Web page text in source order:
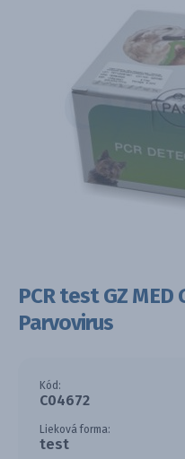
PCR test GZ MED
Parvovirus
Kód:
C04672
Lieková forma:
test